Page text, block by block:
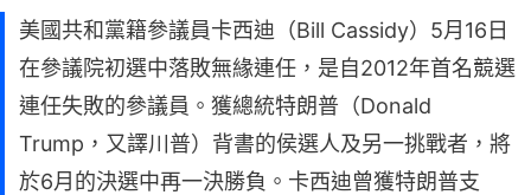
美國共和黨籍參議員卡西迪（Bill Cassidy）5月16日
在參議院初選中落敗無緣連任，是自2012年首名競選
連任失敗的參議員。獲總統特朗普（Donald
Trump，又譯川普）背書的侯選人及另一挑戰者，將
於6月的決選中再一決勝負。卡西迪曾獲特朗普支